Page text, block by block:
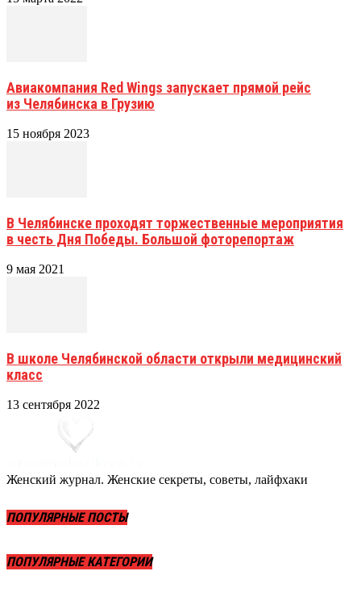
Авиакомпания Red Wings запускает прямой рейс
из Челябинска в Грузию
15 ноября 2023
В Челябинске проходят торжественные мероприятия
в честь Дня Победы. Большой фоторепортаж
9 мая 2021
В школе Челябинской области открыли медицинский
класс
13 сентября 2022
Женский журнал. Женские секреты, советы, лайфхаки
ПОПУЛЯРНЫЕ ПОСТЫ
ПОПУЛЯРНЫЕ КАТЕГОРИИ